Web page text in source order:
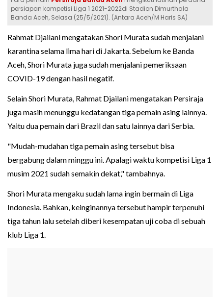
persiapan kompetisi Liga 1 2021-2022di Stadion Dimurthala
Banda Aceh, Selasa (25/5/2021). (Antara Aceh/M Haris SA)
Rahmat Djailani mengatakan Shori Murata sudah menjalani
karantina selama lima hari di Jakarta. Sebelum ke Banda
Aceh, Shori Murata juga sudah menjalani pemeriksaan
COVID-19 dengan hasil negatif.
Selain Shori Murata, Rahmat Djailani mengatakan Persiraja
juga masih menunggu kedatangan tiga pemain asing lainnya.
Yaitu dua pemain dari Brazil dan satu lainnya dari Serbia.
"Mudah-mudahan tiga pemain asing tersebut bisa
bergabung dalam minggu ini. Apalagi waktu kompetisi Liga 1
musim 2021 sudah semakin dekat," tambahnya.
Shori Murata mengaku sudah lama ingin bermain di Liga
Indonesia. Bahkan, keinginannya tersebut hampir terpenuhi
tiga tahun lalu setelah diberi kesempatan uji coba di sebuah
klub Liga 1.